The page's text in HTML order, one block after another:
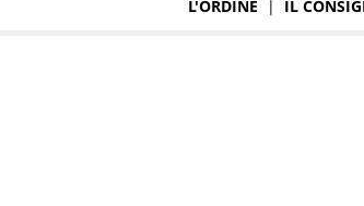
L'ORDINE | IL